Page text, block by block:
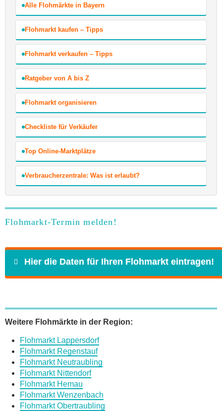
Alle Flohmärkte in Bayern
Flohmarkt kaufen – Tipps
Flohmarkt verkaufen – Tipps
Ratgeber von A bis Z
Flohmarkt organisieren
Checkliste für Verkäufer
Top Online-Marktplätze
Verbraucherzentrale: Was ist erlaubt?
Flohmarkt-Termin melden!
Hier die Daten für Ihren Flohmarkt eintragen!
E-Mail*
Daten des Flohmarkts
Weitere Flohmärkte in der Region:
Flohmarkt Lappersdorf
Flohmarkt Regenstauf
Flohmarkt Neutraubling
Flohmarkt Nittendorf
Flohmarkt Hemau
Flohmarkt Wenzenbach
Flohmarkt Obertraubling